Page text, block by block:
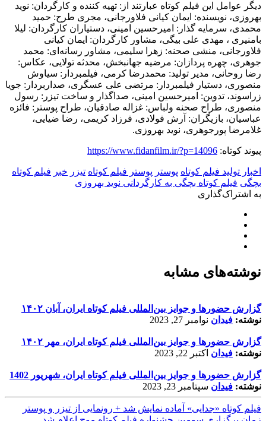
دیگر عوامل این فیلم کوتاه عبارتند از: تهیه کننده و کارگردان: نوید
بهروزی، نویسنده: ایمان کیانی فلاورجانی، مجری طرح: حمید
محمدی، سرمایه گذار: امیرحسین امینی، دستیاران کارگردان: لیلا
بامنیری ، مهدی علی بیگی، مشاور کارگردان: ایمان کیانی
فلاورجانی، منشی صحنه: زهرا سلیمی، مشاور رسانه‌ای: محمد
جوهری، چهره پردازان: مرضیه جهانبخش، محدثه تولایی، عکاس:
رضا روحانی، مدیر تولید: محمدرضا کرمی، فیلمبردار: سیاوش
منصوری، دستیار فیلمبردار: مرتضی علی عسگری، صداربردار: جویا
زراسوند، تدوین: امیرحسین امینی، صداگذار و ساخت تیزر: رسول
منصوری، طراح صحنه ولباس: غزاله صادقیان، طراح پوستر: فائزه
عباسیان، بازیگران: آرش فولادی، فرزاد کریمی، رضا ضیایی،
غلامرضا پورجوهری، نوید بهروزی.
پیوند کوتاه: https://www.fidanfilm.ir/?p=14096
اخبار تولید فیلم کوتاه پوستر پوستر فیلم کوتاه تیزر خبر فیلم کوتاه
بچگی فیلم کوتاه بچگی به کارگردانی نوید بهروزی
به اشتراک‌گذاری
نوشته‌های مشابه
گزارش حضورها و جوایز بین‌المللی فیلم کوتاه ایران، آبان ۱۴۰۲
نوشته: فیدان نوامبر 27, 2023
گزارش حضورها و جوایز بین‌المللی فیلم کوتاه ایران، مهر ۱۴۰۲
نوشته: فیدان اکتبر 22, 2023
گزارش حضورها و جوایز بین‌المللی فیلم کوتاه ایران، شهریور 1402
نوشته: فیدان سپتامبر 23, 2023
فیلم کوتاه «جدایی» آماده نمایش شد + رونمایی از تیزر و پوستر